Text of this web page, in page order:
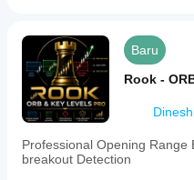
Baru
Rook -
Professional Opening Range
breakout Detection